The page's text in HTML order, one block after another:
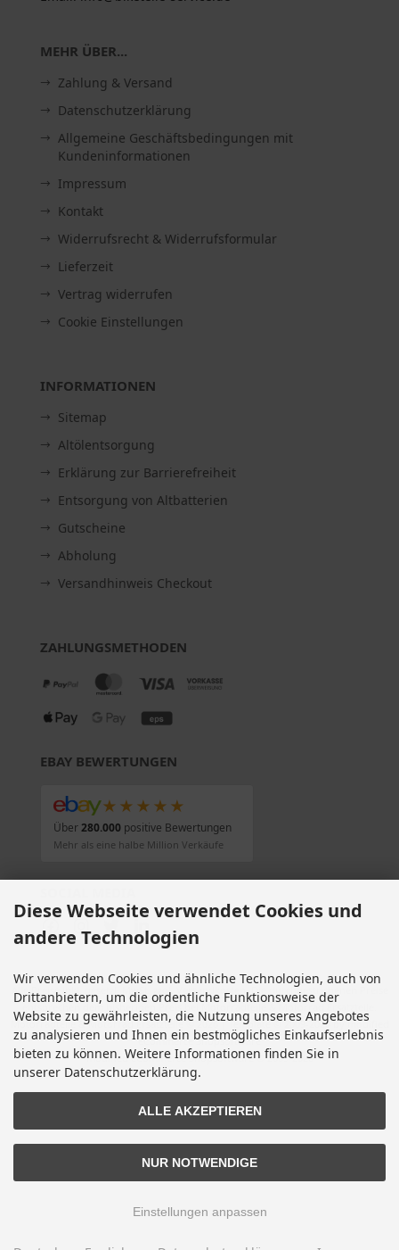
MEHR ÜBER...
Zahlung & Versand
Datenschutzerklärung
Allgemeine Geschäftsbedingungen mit
Kundeninformationen
Impressum
Kontakt
Widerrufsrecht & Widerrufsformular
Lieferzeit
Vertrag widerrufen
Cookie Einstellungen
INFORMATIONEN
Sitemap
Altölentsorgung
Erklärung zur Barrierefreiheit
Entsorgung von Altbatterien
Gutscheine
Abholung
Versandhinweis Checkout
ZAHLUNGSMETHODEN
EBAY BEWERTUNGEN
★★★★★
Über280.000positive Bewertungen
Mehr als eine halbe Million Verkäufe
Alle Preise inkl. gesetzl. MwSt. zzgl. Versandkosten . Die durchgestrichenen Preise
entsprechen dem bisherigen Preis bei Motorradteile & Motorrad Ersatzteile.
Motorradteile & Motorrad Ersatzteile © 2026 | Template © 2009-2026 by modified
eCommerce Shopsoftware
modified eCommerce Shopsoftware © 2009-2026
Diese Webseite verwendet Cookies und
andere Technologien
Wir verwenden Cookies und ähnliche Technologien, auch von
Drittanbietern, um die ordentliche Funktionsweise der
Website zu gewährleisten, die Nutzung unseres Angebotes
zu analysieren und Ihnen ein bestmögliches Einkaufserlebnis
bieten zu können. Weitere Informationen finden Sie in
unserer Datenschutzerklärung.
ALLE AKZEPTIEREN
NUR NOTWENDIGE
Einstellungen anpassen